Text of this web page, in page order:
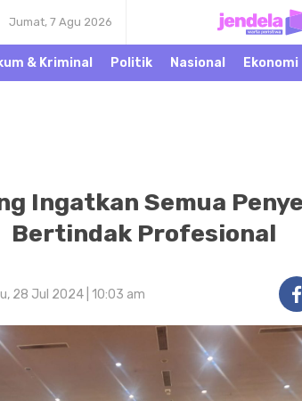
Jumat, 7 Agu 2026
Jendela
Warta
Khatulistiwa
& Kriminal Politik Nasional Ekonomi
Ingatkan Semua
Bertindak Profesional
28 Jul 2024 | 10:03 am